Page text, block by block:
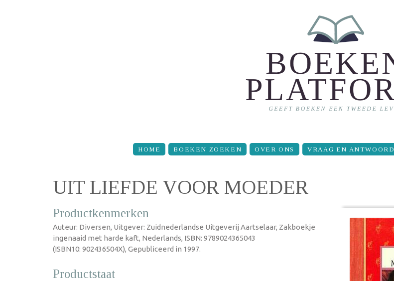
HOME BOEKEN ZOEKEN OVER ONS VRAAG EN ANTWOORD
UIT LIEFDE VOOR MOEDER
Productkenmerken
Auteur: Diversen, Uitgever: Zuidnederlandse Uitgeverij Aartselaar, Zakboekje
ingenaaid met harde kaft, Nederlands, ISBN: 9789024365043
(ISBN10: 902436504X), Gepubliceerd in 1997.
Productstaat